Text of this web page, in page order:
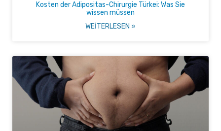
Kosten der Adipositas-Chirurgie Türkei: Was Sie
wissen müssen
WEITERLESEN »